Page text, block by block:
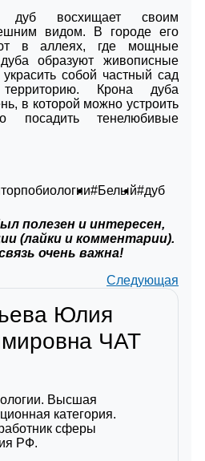
дуб восхищает своим
видом. В городе его
в аллеях, где мощные
образуют живописные
собой частный сад
Крона дуба
в которой можно устроить
посадить тенелюбивые
#Белый#дуб
полезен и интересен,
(лайки и комментарии).
очень важна!
Следующая
Юлия
ЧАТ
Высшая
категория.
сферы
РФ.